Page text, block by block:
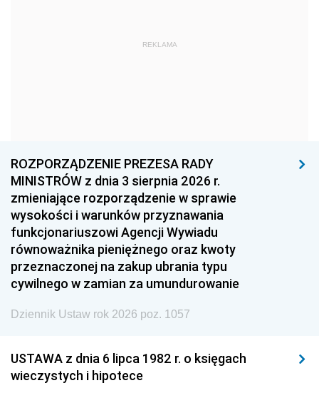
1957 1956
1954 1953
1951 1950
1948 1947
1945 1944 1939
1938 1937 1936
1935 1934
1929 1928 1927
REKLAMA
ROZPORZĄDZENIE PREZESA RADY
MINISTRÓW z dnia 3 sierpnia 2026 r.
zmieniające rozporządzenie w sprawie
wysokości i warunków przyznawania
funkcjonariuszowi Agencji Wywiadu
równoważnika pieniężnego oraz kwoty
przeznaczonej na zakup ubrania typu
cywilnego w zamian za umundurowanie
Dziennik Ustaw rok 2026 poz. 1057
USTAWA z dnia 6 lipca 1982 r. o księgach
wieczystych i hipotece